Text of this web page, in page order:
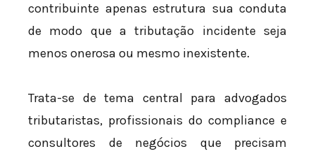
contribuinte apenas estrutura sua conduta
de modo que a tributação incidente seja
menos onerosa ou mesmo inexistente.
Trata-se de tema central para advogados
tributaristas, profissionais do compliance e
consultores de negócios que precisam